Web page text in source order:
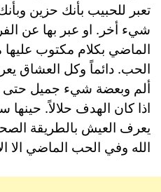
تعبر للحبيب بأنك حزين
شيء أخر. او عبر بها عن
الماضي بكلام مكتوب
الحب. دائماً وكل العشاق
ألم وبعضة شيء جميل
اذا كان الهدف حلالاً.
يعرف العيش بالطريقة
الله وفي الحب الماضي الا